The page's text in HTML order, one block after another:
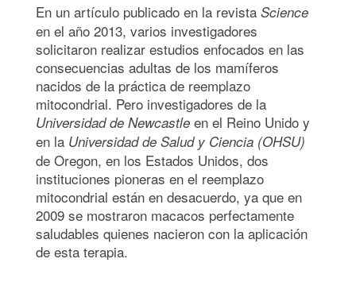
En un artículo publicado en la revista Science
en el año 2013, varios investigadores
solicitaron realizar estudios enfocados en las
consecuencias adultas de los mamíferos
nacidos de la práctica de reemplazo
mitocondrial. Pero investigadores de la
Universidad de Newcastle en el Reino Unido y
en la Universidad de Salud y Ciencia (OHSU)
de Oregon, en los Estados Unidos, dos
instituciones pioneras en el reemplazo
mitocondrial están en desacuerdo, ya que en
2009 se mostraron macacos perfectamente
saludables quienes nacieron con la aplicación
de esta terapia.